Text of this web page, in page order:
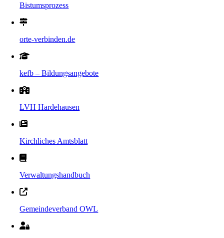
Bistumsprozess
orte-verbinden.de
kefb – Bildungsangebote
LVH Hardehausen
Kirchliches Amtsblatt
Verwaltungshandbuch
Gemeindeverband OWL